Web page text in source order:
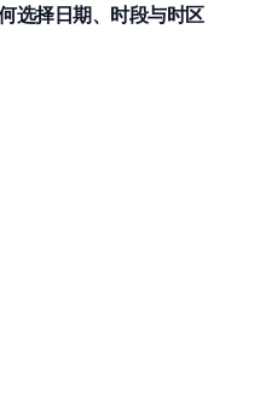
选择日期、时段与时区